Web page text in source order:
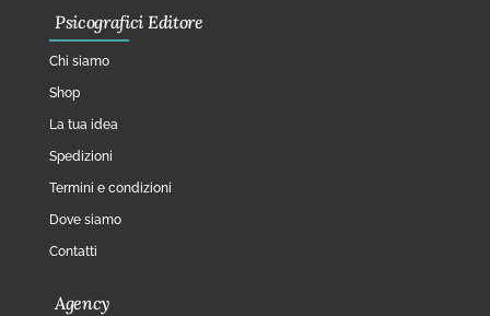
Psicografici Editore
Chi siamo
Shop
La tua idea
Spedizioni
Termini e condizioni
Dove siamo
Contatti
Agency